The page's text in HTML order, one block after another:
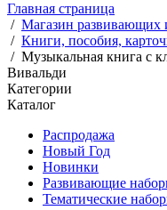
Главная страница
/ Магазин развивающих
/ Книги, пособия,
/ Музыкальная книга с
Вивальди
Категории
Каталог
Распродажа
Новый Год
Новинки
Развивающие
Тематические